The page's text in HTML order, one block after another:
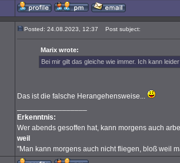
Posted: 24.08.2023, 12:37 Post subject:
Marix wrote:
Bei mir gilt das gleiche wie immer. Ich kann
Das ist die falsche Herangehensweise...
Erkenntnis:
Wer abends gesoffen hat, kann morgens auch
weil
"Man kann morgens auch nicht fliegen, bloß weil